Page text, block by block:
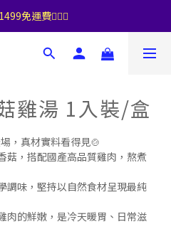
免運費🧚🏻‍♀️
雞湯 1入裝/盒
，真材實料看得見🍲
菇，搭配國產高品質雞肉，熬煮
調味，堅持以自然食材呈現最純
肉的鮮嫩，是冷天暖胃、日常滋